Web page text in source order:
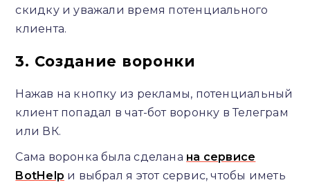
скидку и уважали время потенциального
клиента.
3. Создание воронки
Нажав на кнопку из рекламы, потенциальный
клиент попадал в чат-бот воронку в Телеграм
или ВК.
Сама воронка была сделана на сервисе
BotHelp и выбрал я этот сервис, чтобы иметь